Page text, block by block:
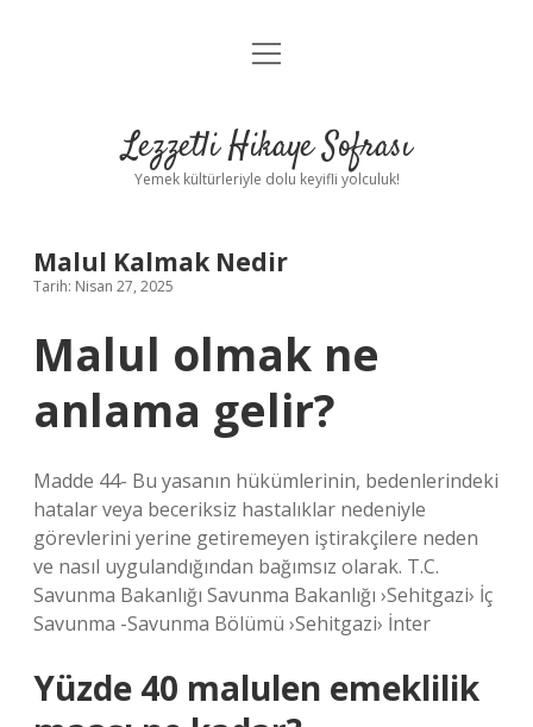
Anasayfa
Yasal Uyarı
menüyü
Lezzetli Hikaye Sofrası
Yemek kültürleriyle dolu keyifli yolculuk!
Malul Kalmak Nedir
Tarih: Nisan 27, 2025
Malul olmak ne
anlama gelir?
Madde 44- Bu yasanın hükümlerinin, bedenlerindeki
hatalar veya beceriksiz hastalıklar nedeniyle
görevlerini yerine getiremeyen iştirakçilere neden
ve nasıl uygulandığından bağımsız olarak. T.C.
Savunma Bakanlığı Savunma Bakanlığı ›Sehitgazi› İç
Savunma -Savunma Bölümü ›Sehitgazi› İnter
Yüzde 40 malulen emeklilik